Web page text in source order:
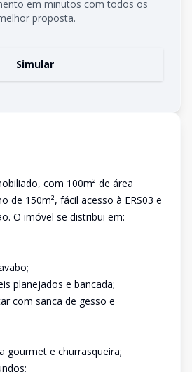
em minutos com todos os
proposta.
Simular
com 100m² de área
de 150m², fácil acesso à ERS03 e
O imóvel se distribui em:
planejados e bancada;
com sanca de gesso e
gourmet e churrasqueira;